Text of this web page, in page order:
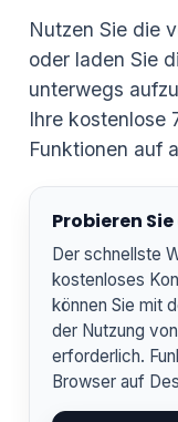
Nutzen Sie die
oder laden Sie
unterwegs
Ihre kostenlose
Funktionen auf
Probieren
Der schnellste
kostenloses
können Sie mit
der Nutzung
erforderlich.
Browser auf